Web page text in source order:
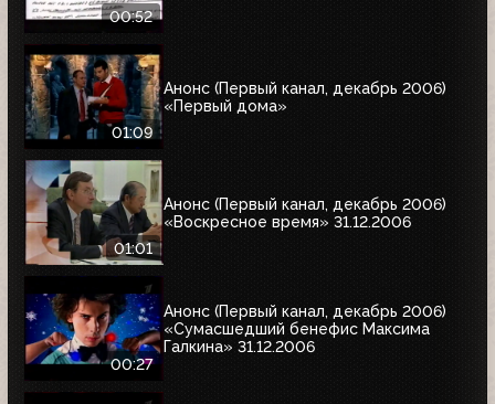
00:52
01:09
Анонс (Первый канал, декабрь 2006)
«Первый дома»
01:01
Анонс (Первый канал, декабрь 2006)
«Воскресное время» 31.12.2006
00:27
Анонс (Первый канал, декабрь 2006)
«Сумасшедший бенефис Максима
Галкина» 31.12.2006